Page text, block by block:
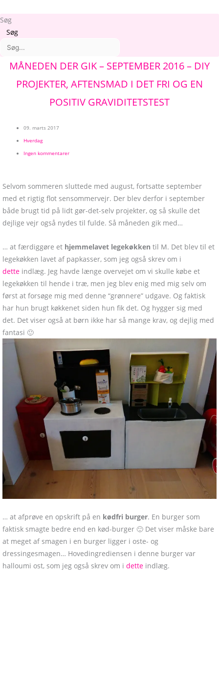
Søg
Søg
MÅNEDEN DER GIK – SEPTEMBER 2016 – DIY
PROJEKTER, AFTENSMAD I DET FRI OG EN
POSITIV GRAVIDITETSTEST
09. marts 2017
Hverdag
Ingen kommentarer
Selvom sommeren sluttede med august, fortsatte september
med et rigtig flot sensommervejr. Der blev derfor i september
både brugt tid på lidt gør-det-selv projekter, og så skulle det
dejlige vejr også nydes til fulde. Så måneden gik med…
… at færdiggøre et hjemmelavet legekøkken til M. Det blev til et
legekøkken lavet af papkasser, som jeg også skrev om i
dette indlæg. Jeg havde længe overvejet om vi skulle købe et
legekøkken til hende i træ, men jeg blev enig med mig selv om
først at forsøge mig med denne “grønnere” udgave. Og faktisk
har hun brugt køkkenet siden hun fik det. Og hygger sig med
det. Det viser også at børn ikke har så mange krav, og dejlig med
fantasi 🙂
… at afprøve en opskrift på en kødfri burger. En burger som
faktisk smagte bedre end en kød-burger 🙂 Det viser måske bare
at meget af smagen i en burger ligger i oste- og
dressingesmagen… Hovedingrediensen i denne burger var
halloumi ost, som jeg også skrev om i dette indlæg.
Arkiver
Kategorier